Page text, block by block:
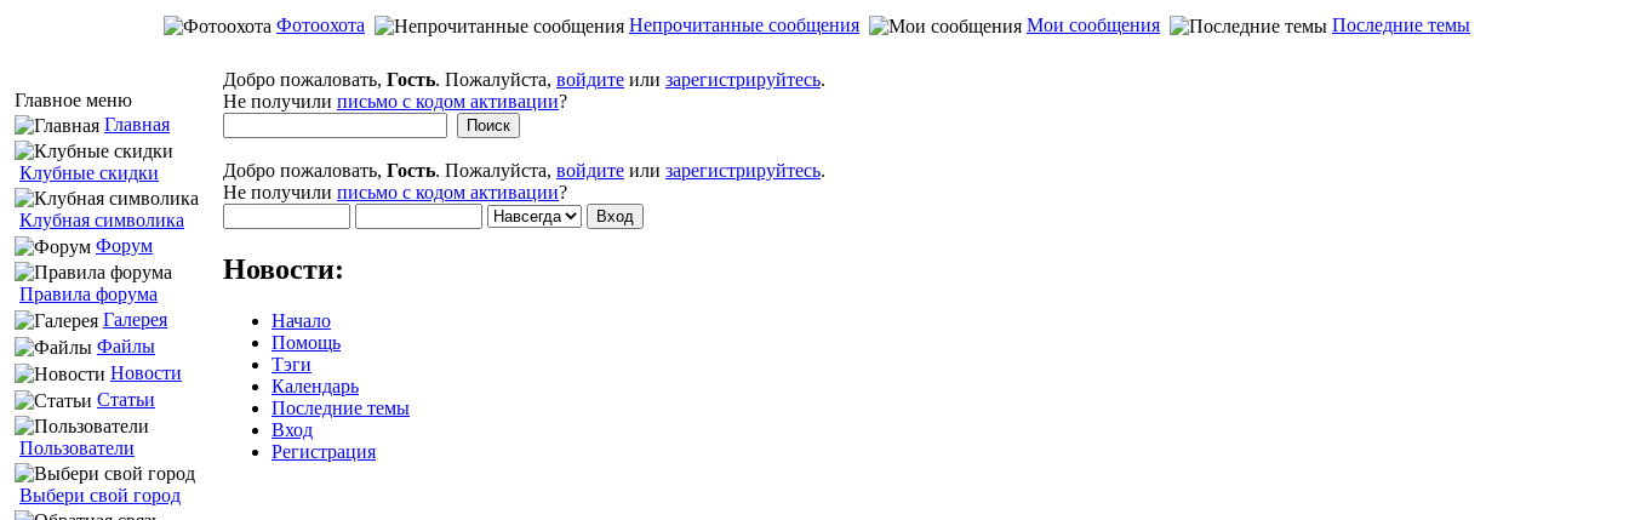
Фотоохота Непрочитанные сообщения Мои сообщения Последние темы
Главное меню
Главная
Клубные скидки
Клубная символика
Форум
Правила форума
Галерея
Файлы
Новости
Статьи
Пользователи
Выбери свой город
Добро пожаловать, Гость. Пожалуйста, войдите или зарегистрируйтесь.
Не получили письмо с кодом активации?
Добро пожаловать, Гость. Пожалуйста, войдите или зарегистрируйтесь.
Не получили письмо с кодом активации?
Новости:
Начало
Помощь
Тэги
Календарь
Последние темы
Вход
Регистрация